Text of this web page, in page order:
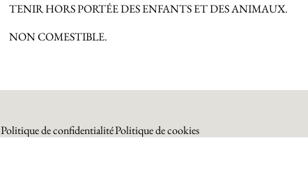
TENIR HORS PORTÉE DES ENFANTS ET DES ANIMAUX.
NON COMESTIBLE.
Politique de confidentialitéPolitique de cookies